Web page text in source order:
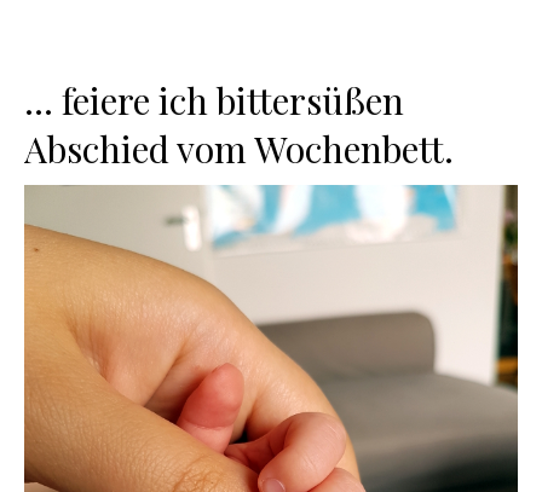
… feiere ich bittersüßen
Abschied vom Wochenbett.